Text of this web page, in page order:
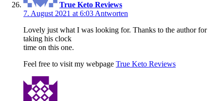
True Keto Reviews
7. August 2021 at 6:03 Antworten
Lovely just what I was looking for. Thanks to the author for
taking his clock
time on this one.
Feel free to visit my webpage True Keto Reviews